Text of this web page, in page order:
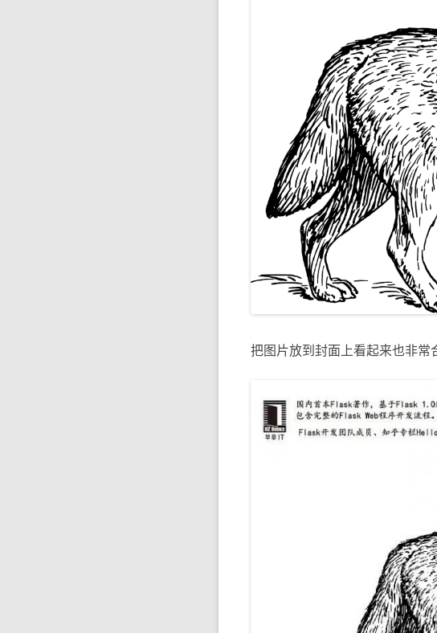
把图片放到封面上看起来也非常